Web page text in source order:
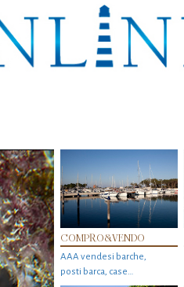
COMPRO&VENDO
AAA vendesi barche,
posti barca, case…